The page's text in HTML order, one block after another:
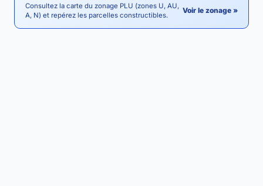
Consultez la carte du zonage PLU (zones U, AU,
A, N) et repérez les parcelles constructibles.
Voir le zonage »